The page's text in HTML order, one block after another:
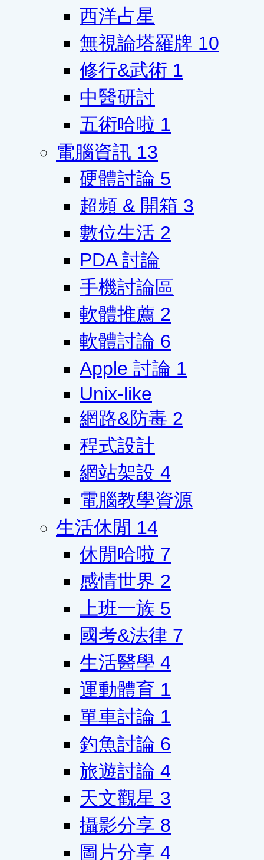
西洋占星
無視論塔羅牌 10
修行&武術 1
中醫研討
五術哈啦 1
電腦資訊 13
硬體討論 5
超頻 & 開箱 3
數位生活 2
PDA 討論
手機討論區
軟體推薦 2
軟體討論 6
Apple 討論 1
Unix-like
網路&防毒 2
程式設計
網站架設 4
電腦教學資源
生活休閒 14
休閒哈啦 7
感情世界 2
上班一族 5
國考&法律 7
生活醫學 4
運動體育 1
單車討論 1
釣魚討論 6
旅遊討論 4
天文觀星 3
攝影分享 8
圖片分享 4